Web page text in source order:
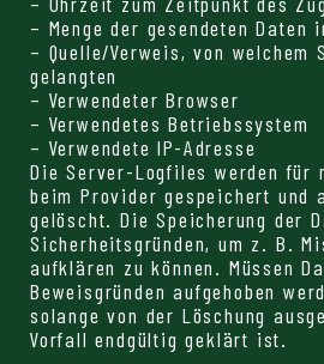
– Menge der gesendeten Daten
– Quelle/Verweis, von welchem
gelangten
– Verwendeter Browser
– Verwendetes Betriebssystem
– Verwendete IP-Adresse
Die Server-Logfiles werden für
beim Provider gespeichert und
gelöscht. Die Speicherung der
Sicherheitsgründen, um z. B.
aufklären zu können. Müssen
Beweisgründen aufgehoben
solange von der Löschung
Vorfall endgültig geklärt ist.